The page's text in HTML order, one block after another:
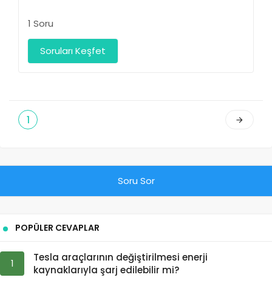
1 Soru
Soruları Keşfet
1
Soru Sor
POPÜLER CEVAPLAR
1
Tesla araçlarının değiştirilmesi enerji
kaynaklarıyla şarj edilebilir mi?